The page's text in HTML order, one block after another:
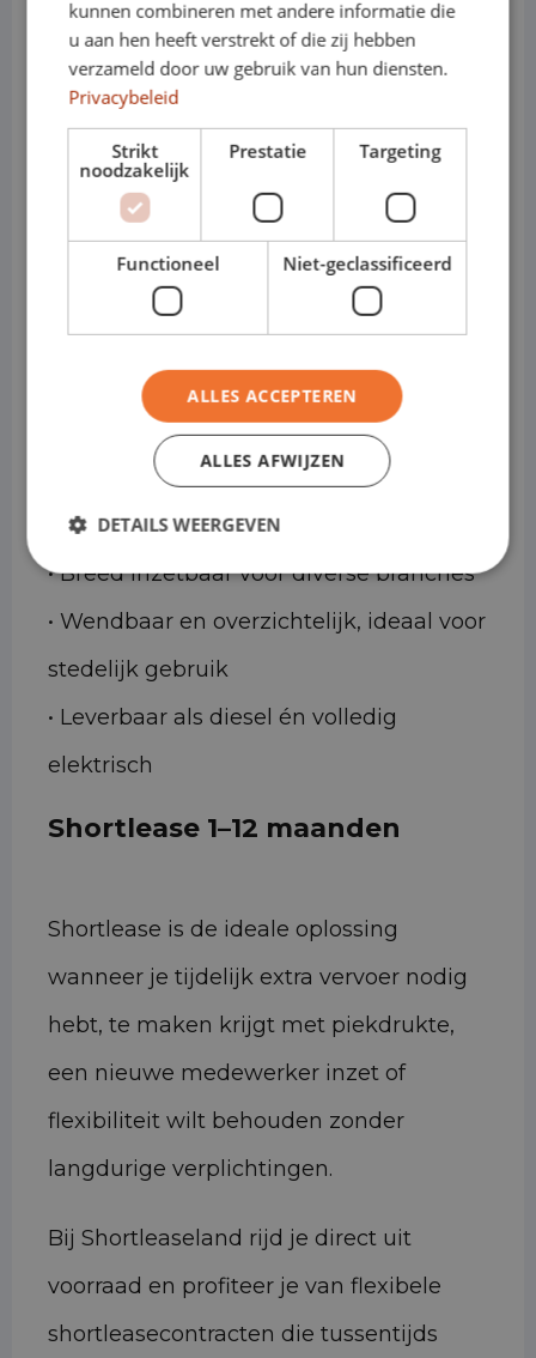
• Varianten: Crossover
• Cabines: Personenauto
Waarom de Kia XCeed ideaal is
voor shortlease
• Direct inzetbaar voor tijdelijke
projecten of uitbreiding van capaciteit
• Comfortabel rijgedrag, ook bij lange
werkdagen
• Slimme en praktisch ingedeelde
laadruimte
• Breed inzetbaar voor diverse branches
• Wendbaar en overzichtelijk, ideaal voor
stedelijk gebruik
• Leverbaar als diesel én volledig
elektrisch
Shortlease 1–12 maanden
Shortlease is de ideale oplossing
wanneer je tijdelijk extra vervoer nodig
hebt, te maken krijgt met piekdrukte,
een nieuwe medewerker inzet of
flexibiliteit wilt behouden zonder
langdurige verplichtingen.
Bij Shortleaseland rijd je direct uit
voorraad en profiteer je van flexibele
shortleasecontracten die tussentijds
kunnen combineren met andere informatie die
u aan hen heeft verstrekt of die zij hebben
verzameld door uw gebruik van hun diensten.
Privacybeleid
Strikt
noodzakelijk
Prestatie Targeting
Functioneel Niet-geclassificeerd
ALLES ACCEPTEREN
ALLES AFWIJZEN
DETAILS WEERGEVEN